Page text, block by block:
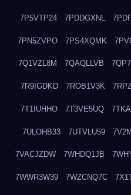
7P5VTP24 7PDDGXNL
7PN5ZVPO 7PS4XQMK
7Q1VZL8M 7QAQLLVB
7R9IGDKD 7ROB1V3K
7T1IUHHO 7T3VE5UQ
7ULOHB33 7UTVLU59
7VACJZDW 7WHDQ1JB
7WWR3W39 7WZCNQ7C